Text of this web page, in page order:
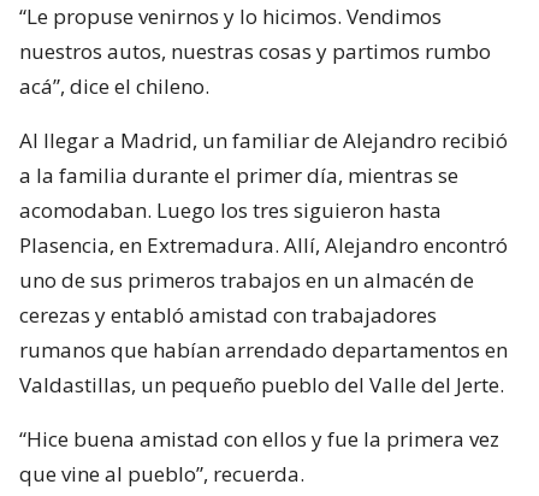
“Le propuse venirnos y lo hicimos. Vendimos
nuestros autos, nuestras cosas y partimos rumbo
acá”, dice el chileno.
Al llegar a Madrid, un familiar de Alejandro recibió
a la familia durante el primer día, mientras se
acomodaban. Luego los tres siguieron hasta
Plasencia, en Extremadura. Allí, Alejandro encontró
uno de sus primeros trabajos en un almacén de
cerezas y entabló amistad con trabajadores
rumanos que habían arrendado departamentos en
Valdastillas, un pequeño pueblo del Valle del Jerte.
“Hice buena amistad con ellos y fue la primera vez
que vine al pueblo”, recuerda.